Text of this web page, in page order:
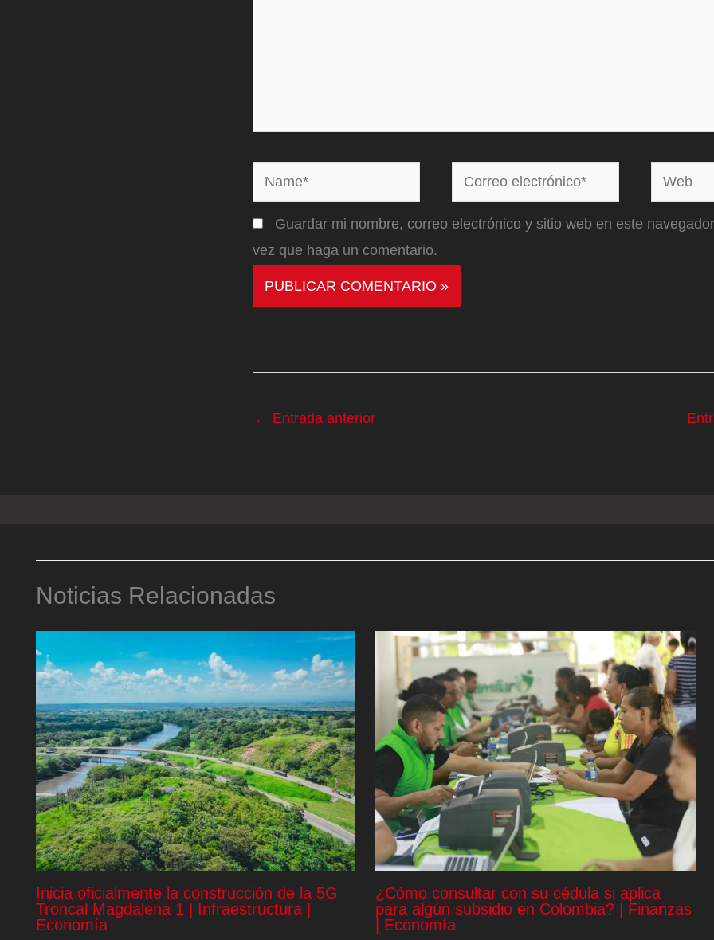
Name*
Correo
electrónico*
Web
Guardar mi nombre, correo electrónico y sitio web en este
vez que haga un comentario.
← Entrada anterior
Noticias Relacionadas
Inicia oficialmente la construcción de la 5G
Troncal Magdalena 1 | Infraestructura |
Economía
¿Cómo consultar con su cédula si aplica
para algún subsidio en Colombia? | Finanzas
| Economía